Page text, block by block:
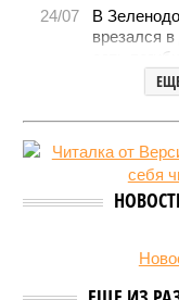
24/07
В
врезался в
есть
В